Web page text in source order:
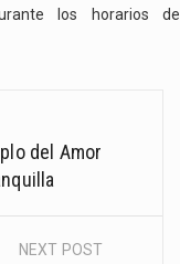
los horarios de
del Amor
NEXT POST